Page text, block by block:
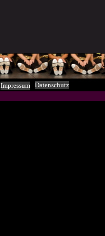
Impressum Datenschutz